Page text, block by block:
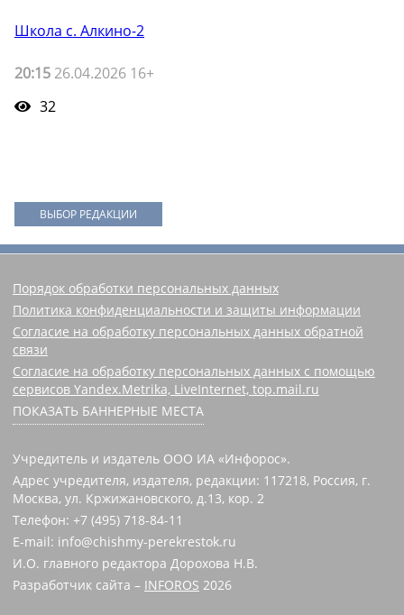
Школа с. Алкино-2
20:15 26.04.2026 16+
32
ВЫБОР РЕДАКЦИИ
Порядок обработки персональных данных
Политика конфиденциальности и защиты информации
Согласие на обработку персональных данных обратной
связи
Согласие на обработку персональных данных с помощью
сервисов Yandex.Metrika, LiveInternet, top.mail.ru
ПОКАЗАТЬ БАННЕРНЫЕ МЕСТА
Учредитель и издатель ООО ИА «Инфорос».
Адрес учредителя, издателя, редакции: 117218, Россия, г.
Москва, ул. Кржижановского, д.13, кор. 2
Телефон: +7 (495) 718-84-11
E-mail: info@chishmy-perekrestok.ru
И.О. главного редактора Дорохова Н.В.
Разработчик сайта – INFOROS 2026